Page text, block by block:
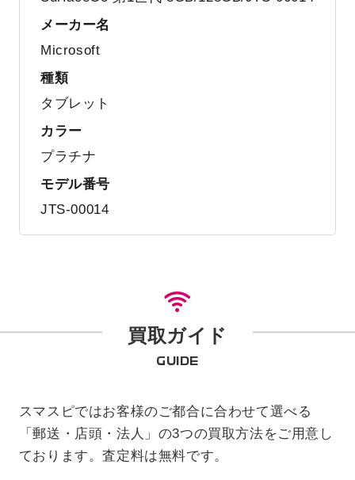
メーカー名
Microsoft
種類
タブレット
カラー
プラチナ
モデル番号
JTS-00014
買取ガイド
GUIDE
スマスピではお客様のご都合に合わせて選べる
「郵送・店頭・法人」の3つの買取方法をご用意し
ております。査定料は無料です。